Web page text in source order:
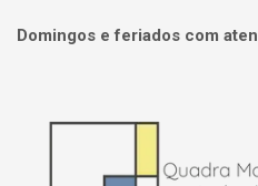
Domingos e feriados com